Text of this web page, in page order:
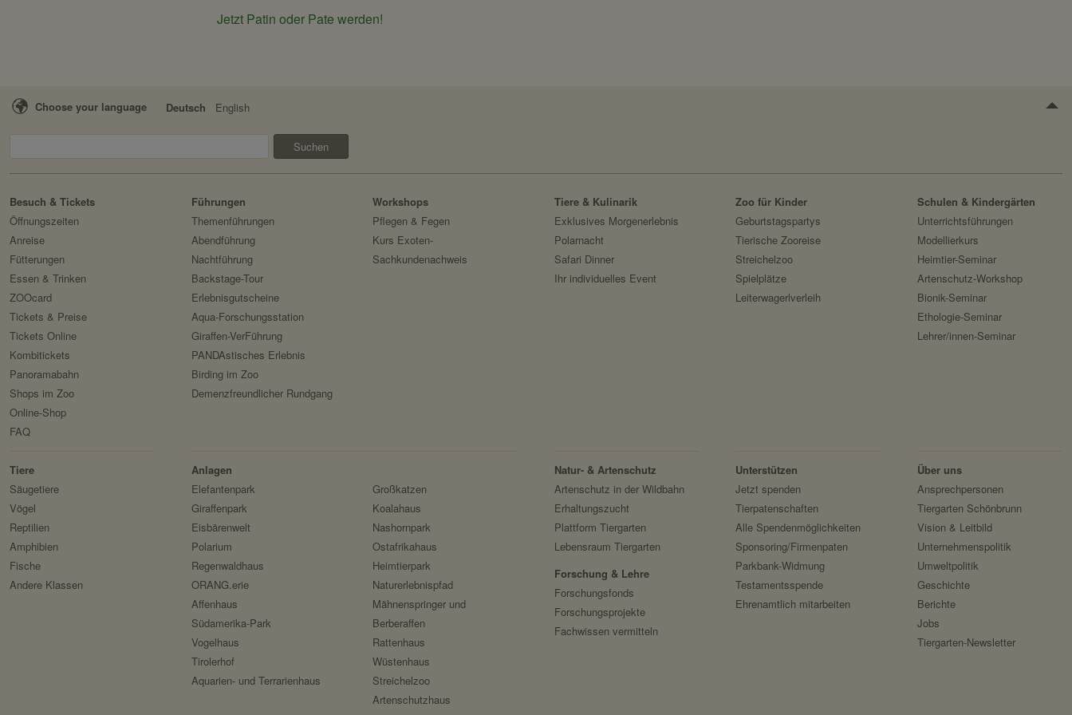
Jetzt Patin oder Pate werden!
Verwendungszweck:
Servicename: Fundraisingbox
Privacy Policy:
Besitzer:
Servicename:
Privacy Policy:
Choose your language Deutsch English
Besuch & Tickets
Öffnungszeiten
Anreise
Fütterungen
Essen & Trinken
ZOOcard
Tickets & Preise
Tickets Online
Kombitickets
Panoramabahn
Shops im Zoo
Online-Shop
FAQ
Erlebnis
Zoo
Führungen
Themenführungen
Abendführung
Nachtführung
Backstage-Tour
Erlebnisgutscheine
Aqua-Forschungsstation
Giraffen-VerFührung
PANDAstisches Erlebnis
Birding im Zoo
Demenzfreundlicher Rundgang
Workshops
Pflegen & Fegen
Kurs Exoten-
Sachkundenachweis
Tiere & Kulinarik
Exklusives Morgenerlebnis
Polarnacht
Safari Dinner
Ihr individuelles Event
Zoo für Kinder
Geburtstagspartys
Tierische Zooreise
Streichelzoo
Spielplätze
Leiterwagerlverleih
Schulen & Kindergärten
Unterrichtsführungen
Modellierkurs
Heimtier-Seminar
Artenschutz-Workshop
Bionik-Seminar
Ethologie-Seminar
Lehrer/innen-Seminar
Tiere
Tiere
Säugetiere
Vögel
Reptilien
Amphibien
Fische
Andere Klassen
Anlagen
Elefantenpark
Giraffenpark
Eisbärenwelt
Polarium
Regenwaldhaus
ORANG.erie
Affenhaus
Südamerika-Park
Vogelhaus
Tirolerhof
Aquarien- und Terrarienhaus
Großkatzen
Koalahaus
Nashornpark
Ostafrikahaus
Heimtierpark
Naturerlebnispfad
Mähnenspringer und
Berberaffen
Rattenhaus
Wüstenhaus
Streichelzoo
Artenschutzhaus
Artenschutz
&
Forschung
Natur- & Artenschutz
Artenschutz in der Wildbahn
Erhaltungszucht
Plattform Tiergarten
Lebensraum Tiergarten
Forschung & Lehre
Forschungsfonds
Forschungsprojekte
Fachwissen vermitteln
Unterstützen
Jetzt spenden
Tierpatenschaften
Alle Spendenmöglichkeiten
Sponsoring/Firmenpaten
Parkbank-Widmung
Testamentsspende
Ehrenamtlich mitarbeiten
Über uns
Ansprechpersonen
Tiergarten Schönbrunn
Vision & Leitbild
Unternehmenspolitik
Umweltpolitik
Geschichte
Berichte
Jobs
Tiergarten-Newsletter